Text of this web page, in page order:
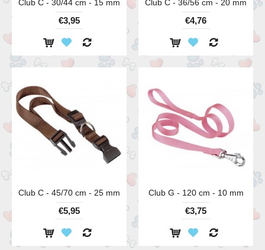
Club C - 30/44 cm - 15 mm
€3,95
Club C - 36/56 cm - 20 mm
€4,76
Club C - 45/70 cm - 25 mm
€5,95
Club G - 120 cm - 10 mm
€3,75